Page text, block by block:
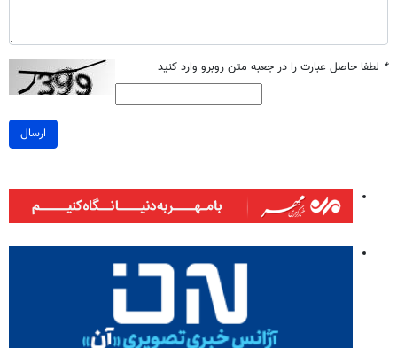
* لطفا حاصل عبارت را در جعبه متن روبرو وارد کنید
ارسال